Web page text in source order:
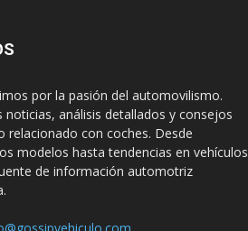
por la pasión del automovilismo.
análisis detallados y consejos
relacionado con coches. Desde
modelos hasta tendencias en vehículos
de información automotriz